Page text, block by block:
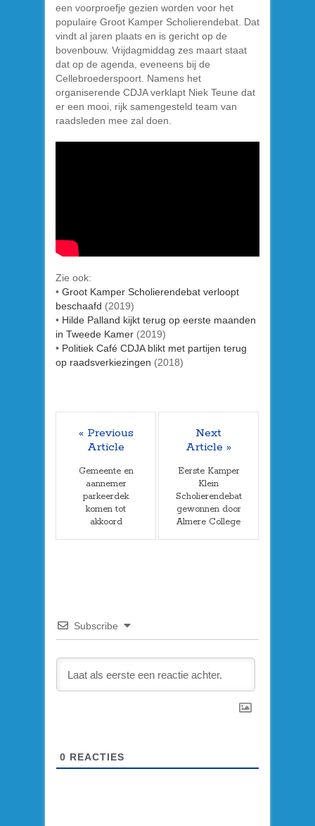
een voorproefje gezien worden voor het
populaire Groot Kamper Scholierendebat. Dat
vindt al jaren plaats en is gericht op de
bovenbouw. Vrijdagmiddag zes maart staat
dat op de agenda, eveneens bij de
Cellebroederspoort. Namens het
organiserende CDJA verklapt Niek Teune dat
er een mooi, rijk samengesteld team van
raadsleden mee zal doen.
Zie ook:
• Groot Kamper Scholierendebat verloopt
beschaafd (2019)
• Hilde Palland kijkt terug op eerste maanden
in Tweede Kamer (2019)
• Politiek Café CDJA blikt met partijen terug
op raadsverkiezingen (2018)
« Previous
Article
Gemeente en
aannemer
parkeerdek
komen tot
akkoord
Next
Article »
Eerste Kamper
Klein
Scholierendebat
gewonnen door
Almere College
Subscribe
0 REACTIES